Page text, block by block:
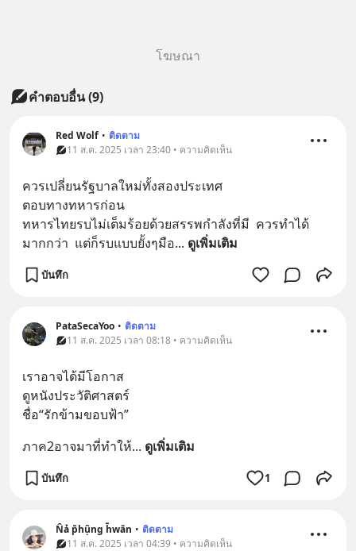
โฆษณา
คำตอบอื่น(9)
Red Wolf • ติดตาม
11 ส.ค. 2025 เวลา 23:40 • ความคิดเห็น
ควรเปลี่ยนรัฐบาลใหม่ทั้งสองประเทศ
ตอบทางทหารก่อน
ทหารไทยรบไม่เต็มร้อยด้วยสรรพกำลังที่มี  ควรทำได้
มากกว่า  แต่ก็รบแบบยั้งๆมือ... ดูเพิ่มเติม
บันทึก
PataSecaYoo • ติดตาม
11 ส.ค. 2025 เวลา 08:18 • ความคิดเห็น
เราอาจได้มีโอกาส
ดูหนังประวัติศาสตร์
ชื่อ“รักข้ามขอบฟ้า”
ภาค2อาจมาที่ทำให้... ดูเพิ่มเติม
บันทึก 1
N̂ả p̄hụ̂ng h̄wān • ติดตาม
11 ส.ค. 2025 เวลา 04:39 • ความคิดเห็น